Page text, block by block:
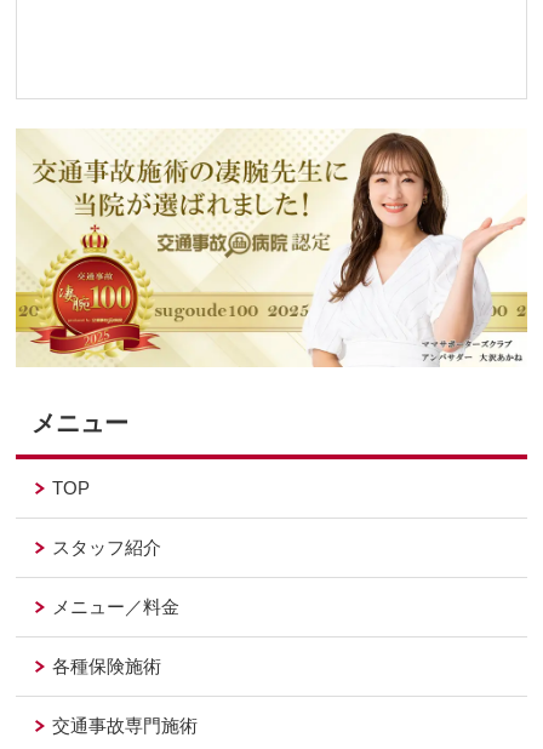
メニュー
TOP
スタッフ紹介
メニュー／料金
各種保険施術
交通事故専門施術